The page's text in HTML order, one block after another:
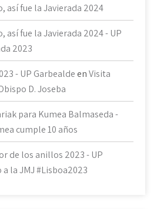
así fue la Javierada 2024
así fue la Javierada 2024 - UP
2023
- UP GarbealdeenVisita
D. Joseba
para Kumea Balmaseda -
cumple 10 años
de los anillos 2023 - UP
a la JMJ #Lisboa2023